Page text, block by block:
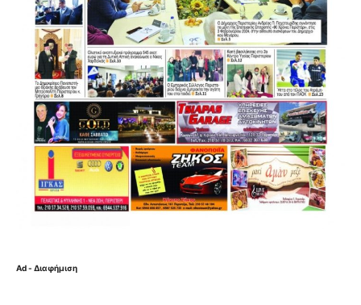
Ad - Διαφήμιση